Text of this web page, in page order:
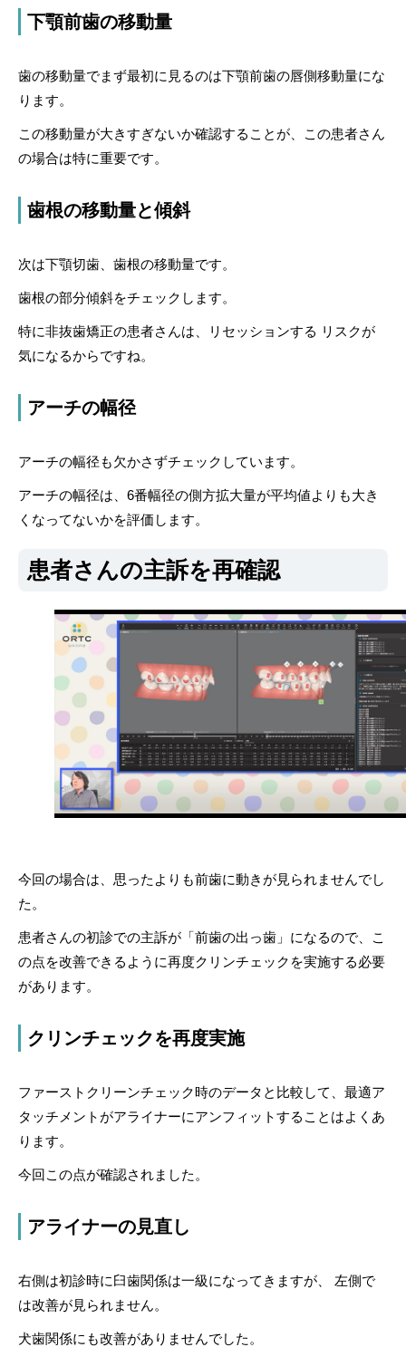
下顎前歯の移動量
歯の移動量でまず最初に見るのは下顎前歯の唇側移動量にな
ります。
この移動量が大きすぎないか確認することが、この患者さん
の場合は特に重要です。
歯根の移動量と傾斜
次は下顎切歯、歯根の移動量です。
歯根の部分傾斜をチェックします。
特に非抜歯矯正の患者さんは、リセッションする リスクが
気になるからですね。
アーチの幅径
アーチの幅径も欠かさずチェックしています。
アーチの幅径は、6番幅径の側方拡大量が平均値よりも大き
くなってないかを評価します。
患者さんの主訴を再確認
今回の場合は、思ったよりも前歯に動きが見られませんでし
た。
患者さんの初診での主訴が「前歯の出っ歯」になるので、こ
の点を改善できるように再度クリンチェックを実施する必要
があります。
クリンチェックを再度実施
ファーストクリーンチェック時のデータと比較して、最適ア
タッチメントがアライナーにアンフィットすることはよくあ
ります。
今回この点が確認されました。
アライナーの見直し
右側は初診時に臼歯関係は一級になってきますが、 左側で
は改善が見られません。
犬歯関係にも改善がありませんでした。